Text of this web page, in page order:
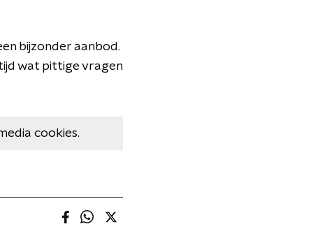
bijzonder aanbod.
wat pittige vragen
cookies.